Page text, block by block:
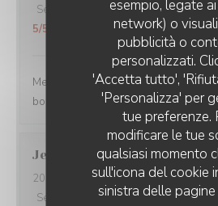
esempio, legate
network) o
pubblicità o
personalizzati.
'Accetta tutto',
'Personalizza' per
tue preferenze.
modificare le tue
qualsiasi momento
sull'icona del cookie
sinistra delle
Servizio
Atmosfera: 5 /5 Cucina:
5/5
Merci pour tout ! La soirée était
bonne cuisine et un personnel au
Jean Jacques L
2026-07-30- 19:00 - Ospiti 1
Servizio
Atmosfera:5/5 Cucina: